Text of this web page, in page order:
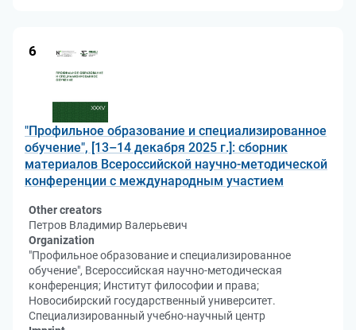
6
"Профильное образование и специализированное
обучение", [13–14 декабря 2025 г.]: сборник
материалов Всероссийской научно-методической
конференции с международным участием
Other creators
Петров Владимир Валерьевич
Organization
"Профильное образование и специализированное
обучение", Всероссийская научно-методическая
конференция; Институт философии и права;
Новосибирский государственный университет.
Специализированный учебно-научный центр